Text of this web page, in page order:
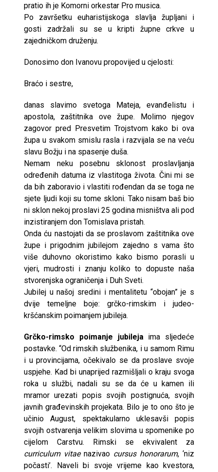
pratio ih je Komorni orkestar Pro musica.
Po završetku euharistijskoga slavlja župljani i
gosti zadržali su se u kripti župne crkve u
zajedničkom druženju.
Donosimo don Ivanovu propovijed u cjelosti:
Braćo i sestre,
danas slavimo svetoga Mateja, evanđelistu i
apostola, zaštitnika ove župe. Molimo njegov
zagovor pred Presvetim Trojstvom kako bi ova
župa u svakom smislu rasla i razvijala se na veću
slavu Božju i na spasenje duša.
Nemam neku posebnu sklonost proslavljanja
određenih datuma iz vlastitoga života. Čini mi se
da bih zaboravio i vlastiti rođendan da se toga ne
sjete ljudi koji su tome skloni. Tako nisam baš bio
ni sklon nekoj proslavi 25 godina misništva ali pod
inzistiranjem don Tomislava pristah.
Onda ću nastojati da se proslavom zaštitnika ove
župe i prigodnim jubilejom zajedno s vama što
više duhovno okoristimo kako bismo porasli u
vjeri, mudrosti i znanju koliko to dopuste naša
stvorenjska ograničenja i Duh Sveti.
Jubilej u našoj sredini i mentalitetu “obojan” je s
dvije temeljne boje: grčko-rimskim i judeo-
kršćanskim poimanjem jubileja.
Grčko-rimsko poimanje jubileja ima sljedeće
postavke. “Od rimskih službenika, i u samom Rimu
i u provincijama, očekivalo se da proslave svoje
uspjehe. Kad bi unaprijed razmišljali o kraju svoga
roka u službi, nadali su se da će u kamen ili
mramor urezati popis svojih postignuća, svojih
javnih građevinskih projekata. Bilo je to ono što je
učinio August, spektakularno uklesavši popis
svojih ostvarenja velikim slovima u spomenike po
cijelom Carstvu. Rimski se ekvivalent za
curriculum vitaenazivao cursus honorarum, ‘niz
počasti’. Naveli bi svoje vrijeme kao kvestora,